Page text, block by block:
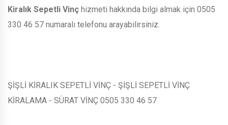
Kiralık Sepetli Vinç hizmeti hakkında bilgi almak için 0505
330 46 57 numaralı telefonu arayabilirsiniz.
ŞİŞLİ KİRALIK SEPETLİ VİNÇ - ŞİŞLİ SEPETLİ VİNÇ
KİRALAMA - SÜRAT VİNÇ 0505 330 46 57